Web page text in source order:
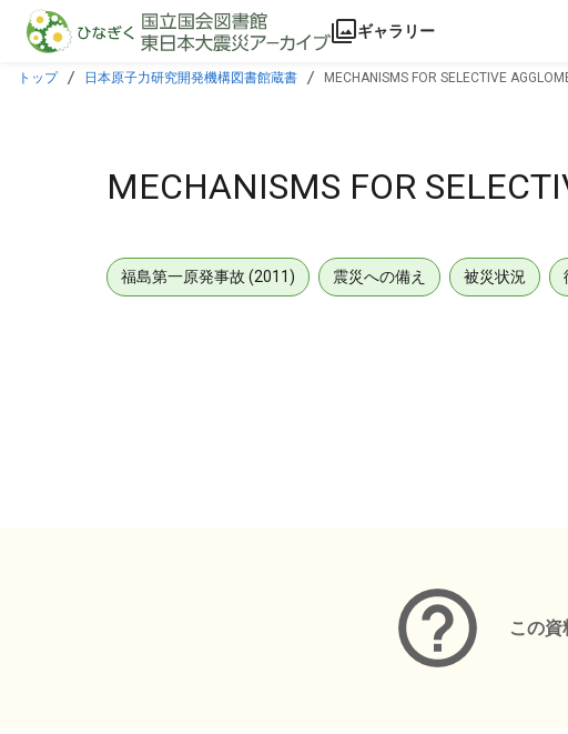
本文に飛ぶ
ギャラリー
トップ 日本原子力研究開発機構図書館蔵書 MECHANISMS FOR SELECTIVE
MECHANISMS FOR
福島第一原発事故 (2011) 震災への備え 被災状況
この資